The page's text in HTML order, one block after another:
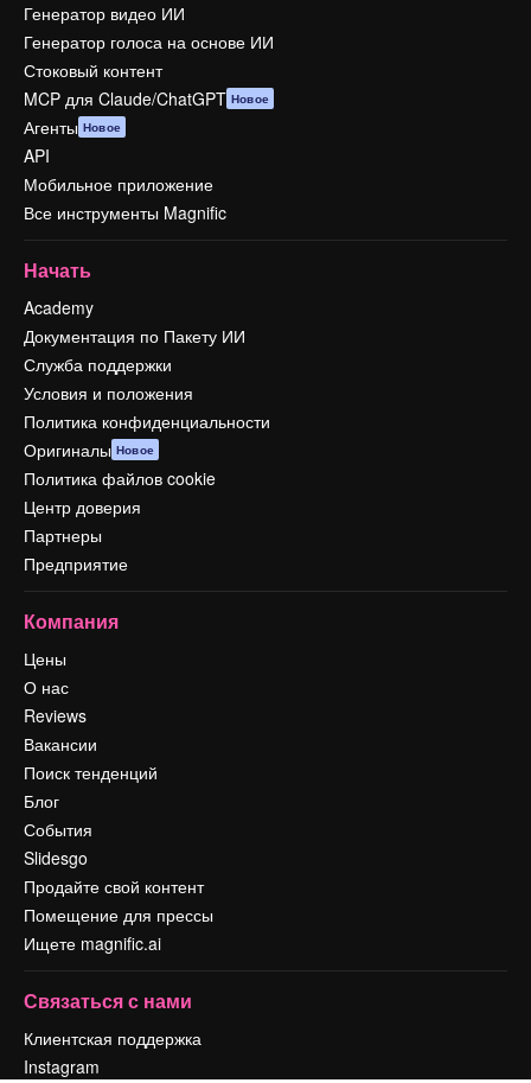
Генератор видео ИИ
Генератор голоса на основе ИИ
Стоковый контент
MCP для Claude/ChatGPT Новое
Агенты Новое
API
Мобильное приложение
Все инструменты Magnific
Начать
Academy
Документация по Пакету ИИ
Служба поддержки
Условия и положения
Политика конфиденциальности
Оригиналы Новое
Политика файлов cookie
Центр доверия
Партнеры
Предприятие
Компания
Цены
О нас
Reviews
Вакансии
Поиск тенденций
Блог
События
Slidesgo
Продайте свой контент
Помещение для прессы
Ищете magnific.ai
Связаться с нами
Клиентская поддержка
Instagram